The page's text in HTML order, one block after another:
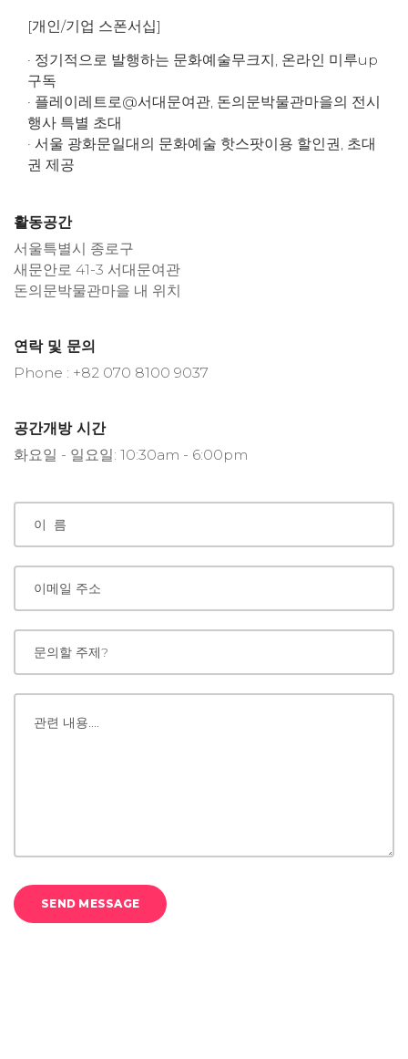
[개인/기업 스폰서십]
· 정기적으로 발행하는 문화예술무크지, 온라인 미루up
구독
· 플레이레트로@서대문여관, 돈의문박물관마을의 전시
행사 특별 초대
· 서울 광화문일대의 문화예술 핫스팟이용 할인권, 초대
권 제공
활동공간
서울특별시 종로구
새문안로 41-3 서대문여관
돈의문박물관마을 내 위치
연락 및 문의
Phone : +82 070 8100 9037
공간개방 시간
화요일 - 일요일: 10:30am - 6:00pm
SEND MESSAGE